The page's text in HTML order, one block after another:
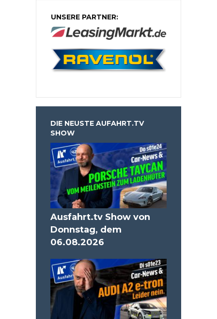
UNSERE PARTNER:
DIE NEUSTE AUFAHRT.TV
SHOW
Ausfahrt.tv Show von
Donnstag, dem
06.08.2026